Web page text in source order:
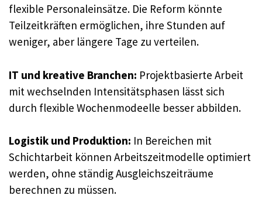
flexible Personaleinsätze. Die Reform könnte
Teilzeitkräften ermöglichen, ihre Stunden auf
weniger, aber längere Tage zu verteilen.
IT und kreative Branchen: Projektbasierte Arbeit
mit wechselnden Intensitätsphasen lässt sich
durch flexible Wochenmodeelle besser abbilden.
Logistik und Produktion: In Bereichen mit
Schichtarbeit können Arbeitszeitmodelle optimiert
werden, ohne ständig Ausgleichszeiträume
berechnen zu müssen.